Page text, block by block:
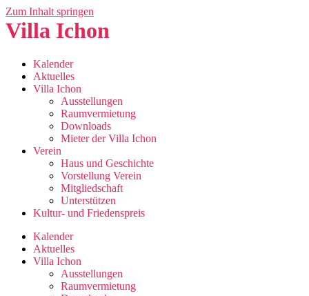
Zum Inhalt springen
Villa Ichon
Kalender
Aktuelles
Villa Ichon
Ausstellungen
Raumvermietung
Downloads
Mieter der Villa Ichon
Verein
Haus und Geschichte
Vorstellung Verein
Mitgliedschaft
Unterstützen
Kultur- und Friedenspreis
Kalender
Aktuelles
Villa Ichon
Ausstellungen
Raumvermietung